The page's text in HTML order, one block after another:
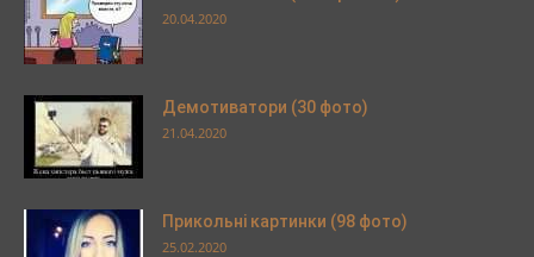
20.04.2020
Демотиватори (30 фото)
21.04.2020
Прикольні картинки (98 фото)
25.02.2020